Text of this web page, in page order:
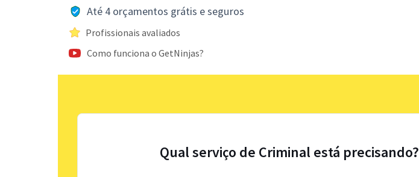
Até 4 orçamentos grátis e seguros
Profissionais avaliados
Como funciona o GetNinjas?
Qual serviço de Criminal está precisando?